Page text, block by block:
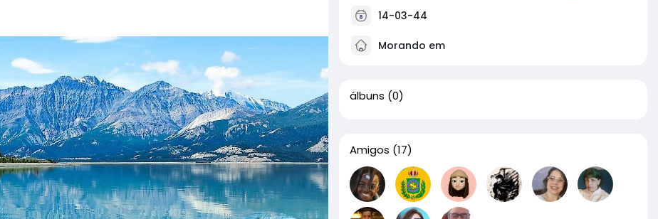
14-03-44
Morando em
álbuns (0)
Amigos (17)